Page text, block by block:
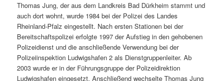
Thomas Jung, der aus dem Landkreis Bad Dürkheim stammt und
auch dort wohnt, wurde 1984 bei der Polizei des Landes
Rheinland-Pfalz eingestellt. Nach ersten Stationen bei der
Bereitschaftspolizei erfolgte 1997 der Aufstieg in den gehobenen
Polizeidienst und die anschließende Verwendung bei der
Polizeiinspektion Ludwigshafen 2 als Dienstgruppenleiter. Ab
2003 wurde er in der Führungsgruppe der Polizeidirektion
Ludwigshafen eingesetzt. Anschließend wechselte Thomas Jung